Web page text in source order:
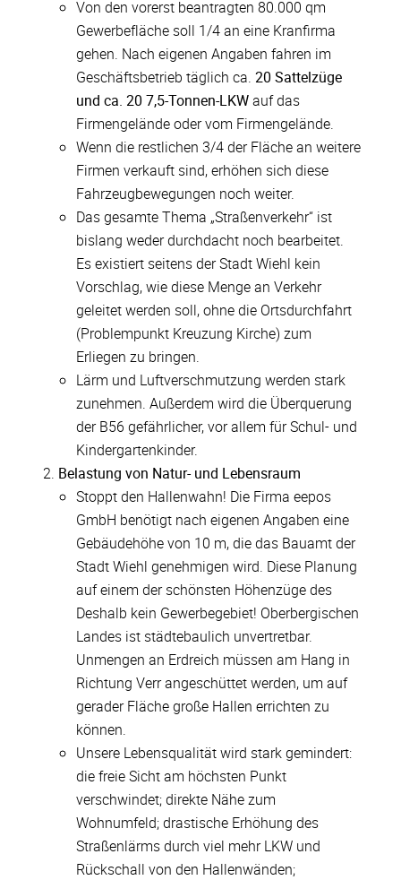
Von den vorerst beantragten 80.000 qm
Gewerbefläche soll 1/4 an eine Kranfirma
gehen. Nach eigenen Angaben fahren im
Geschäftsbetrieb täglich ca. 20 Sattelzüge
und ca. 20 7,5-Tonnen-LKWauf das
Firmengelände oder vom Firmengelände.
Wenn die restlichen 3/4 der Fläche an weitere
Firmen verkauft sind, erhöhen sich diese
Fahrzeugbewegungen noch weiter.
Das gesamte Thema „Straßenverkehr“ ist
bislang weder durchdacht noch bearbeitet.
Es existiert seitens der Stadt Wiehl kein
Vorschlag, wie diese Menge an Verkehr
geleitet werden soll, ohne die Ortsdurchfahrt
(Problempunkt Kreuzung Kirche) zum
Erliegen zu bringen.
Lärm und Luftverschmutzung werden stark
zunehmen. Außerdem wird die Überquerung
der B56 gefährlicher, vor allem für Schul- und
Kindergartenkinder.
Belastung von Natur- und Lebensraum
Stoppt den Hallenwahn! Die Firma eepos
GmbH benötigt nach eigenen Angaben eine
Gebäudehöhe von 10 m, die das Bauamt der
Stadt Wiehl genehmigen wird. Diese Planung
auf einem der schönsten Höhenzüge des
Deshalb kein Gewerbegebiet! Oberbergischen
Landes ist städtebaulich unvertretbar.
Unmengen an Erdreich müssen am Hang in
Richtung Verr angeschüttet werden, um auf
gerader Fläche große Hallen errichten zu
können.
Unsere Lebensqualität wird stark gemindert:
die freie Sicht am höchsten Punkt
verschwindet; direkte Nähe zum
Wohnumfeld; drastische Erhöhung des
Straßenlärms durch viel mehr LKW und
Rückschall von den Hallenwänden;